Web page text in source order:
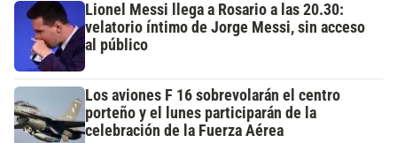
Lionel Messi llega a Rosario a las 20.30:
velatorio íntimo de Jorge Messi, sin acceso
al público
Los aviones F 16 sobrevolarán el centro
porteño y el lunes participarán de la
celebración de la Fuerza Aérea